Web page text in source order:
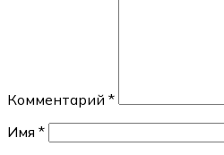
Комментарий *
Имя *